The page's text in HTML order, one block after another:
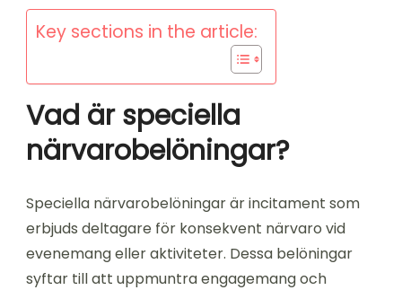
Key sections in the article:
Vad är speciella
närvarobelöningar?
Speciella närvarobelöningar är incitament som
erbjuds deltagare för konsekvent närvaro vid
evenemang eller aktiviteter. Dessa belöningar
syftar till att uppmuntra engagemang och